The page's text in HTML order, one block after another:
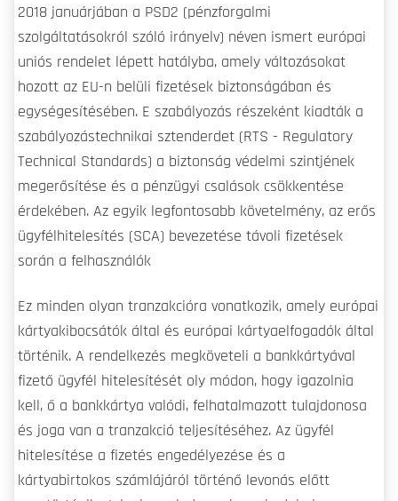
2018 januárjában a PSD2 (pénzforgalmi
szolgáltatásokról szóló irányelv) néven ismert európai
uniós rendelet lépett hatályba, amely változásokat
hozott az EU-n belüli fizetések biztonságában és
egységesítésében. E szabályozás részeként kiadták a
szabályozástechnikai sztenderdet (RTS - Regulatory
Technical Standards) a biztonság védelmi szintjének
megerősítése és a pénzügyi csalások csökkentése
érdekében. Az egyik legfontosabb követelmény, az erős
ügyfélhitelesítés (SCA) bevezetése távoli fizetések
során a felhasználók
Ez minden olyan tranzakcióra vonatkozik, amely európai
kártyakibocsátók által és európai kártyaelfogadók által
történik. A rendelkezés megköveteli a bankkártyával
fizető ügyfél hitelesítését oly módon, hogy igazolnia
kell, ő a bankkártya valódi, felhatalmazott tulajdonosa
és joga van a tranzakció teljesítéséhez. Az ügyfél
hitelesítése a fizetés engedélyezése és a
kártyabirtokos számlájáról történő levonás előtt